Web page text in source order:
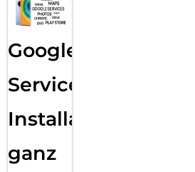
Google
Services
Installation
ganz